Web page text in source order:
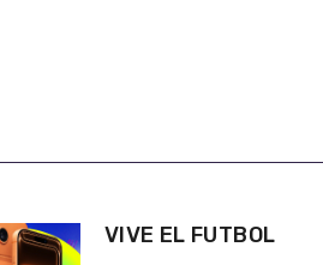
VIVE EL FUTBOL